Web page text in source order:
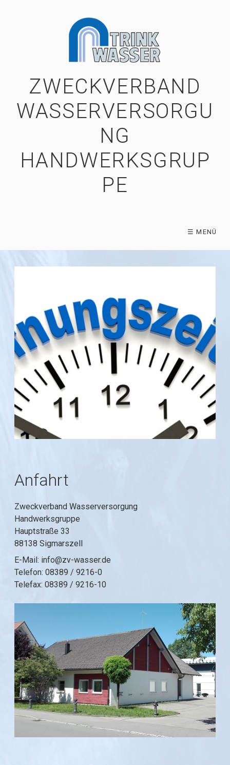
ZWECKVERBAND
WASSERVERSORGU
NG
HANDWERKSGRUP
PE
☰ MENÜ
Anfahrt
Zweckverband Wasserversorgung
Handwerksgruppe
Hauptstraße 33
88138 Sigmarszell
E-Mail: info@zv-wasser.de
Telefon: 08389 / 9216-0
Telefax: 08389 / 9216-10